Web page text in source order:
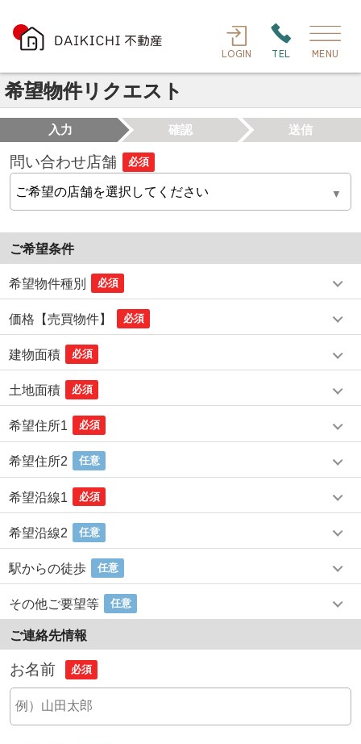
LOGIN TEL MENU
希望物件リクエスト
入力 確認 送信
問い合わせ店舗 必須
ご希望条件
希望物件種別 必須
価格【売買物件】 必須
建物面積 必須
土地面積 必須
希望住所1 必須
希望住所2 任意
希望沿線1 必須
希望沿線2 任意
駅からの徒歩 任意
その他ご要望等 任意
ご連絡先情報
お名前 必須